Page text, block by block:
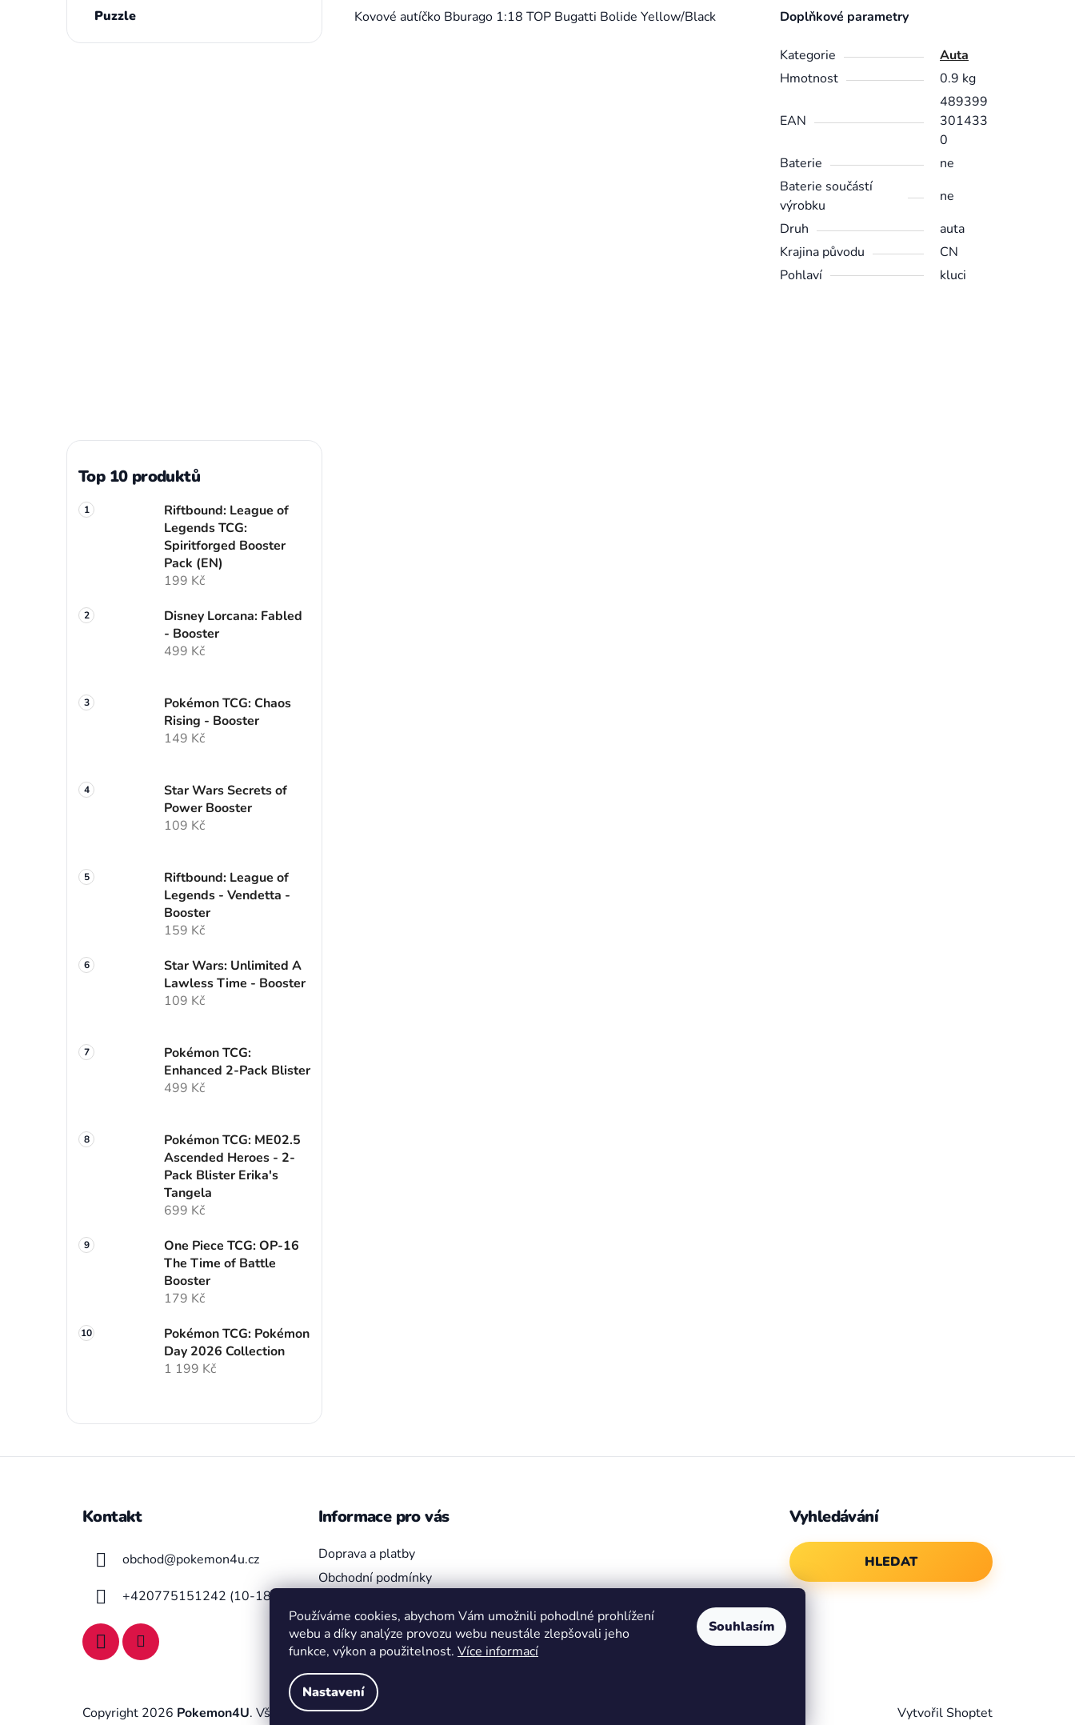
Používáme cookies, abychom Vám umožnili pohodlné prohlížení
webu a díky analýze provozu webu neustále zlepšovali jeho
funkce, výkon a použitelnost. Více informací
Nastavení
Souhlasím
Puzzle
Top 10 produktů
Riftbound: League of
Legends TCG:
Spiritforged Booster
Pack (EN)
199 Kč
Disney Lorcana: Fabled
- Booster
499 Kč
Pokémon TCG: Chaos
Rising - Booster
149 Kč
Star Wars Secrets of
Power Booster
109 Kč
Riftbound: League of
Legends - Vendetta -
Booster
159 Kč
Star Wars: Unlimited A
Lawless Time - Booster
109 Kč
Pokémon TCG:
Enhanced 2-Pack Blister
499 Kč
Pokémon TCG: ME02.5
Ascended Heroes - 2-
Pack Blister Erika's
Tangela
699 Kč
One Piece TCG: OP-16
The Time of Battle
Booster
179 Kč
Pokémon TCG: Pokémon
Day 2026 Collection
1 199 Kč
Kovové autíčko Bburago 1:18 TOP Bugatti Bolide Yellow/Black Doplňkové parametry
Kategorie
Auta
Hmotnost
0.9 kg
EAN
489399
301433
0
Baterie
ne
Baterie součástí
výrobku
ne
Druh
auta
Krajina původu
CN
Pohlaví
kluci
Kontakt
obchod@pokemon4u.cz
+420775151242 (10-18h)
Informace pro vás
Doprava a platby
Obchodní podmínky
Podmínky ochrany osobních údajů
Vyhledávání
HLEDAT
Vytvořil Shoptet
Copyright 2026 Pokemon4U. Všechna práva vyhrazena.